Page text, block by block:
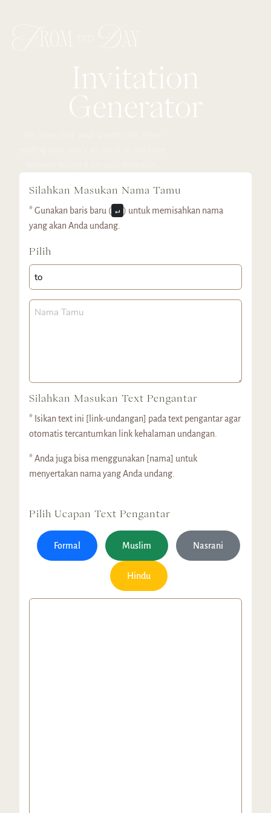
Invitation
Generator
Silahkan Masukan Nama Tamu
* Gunakan baris baru ( ↵ ) untuk memisahkan nama
yang akan Anda undang.
Pilih
Silahkan Masukan Text Pengantar
* Isikan text ini [link-undangan] pada text pengantar agar
otomatis tercantumkan link kehalaman undangan.
* Anda juga bisa menggunakan [nama] untuk
menyertakan nama yang Anda undang.
Pilih Ucapan Text Pengantar
Formal Muslim Nasrani
Hindu